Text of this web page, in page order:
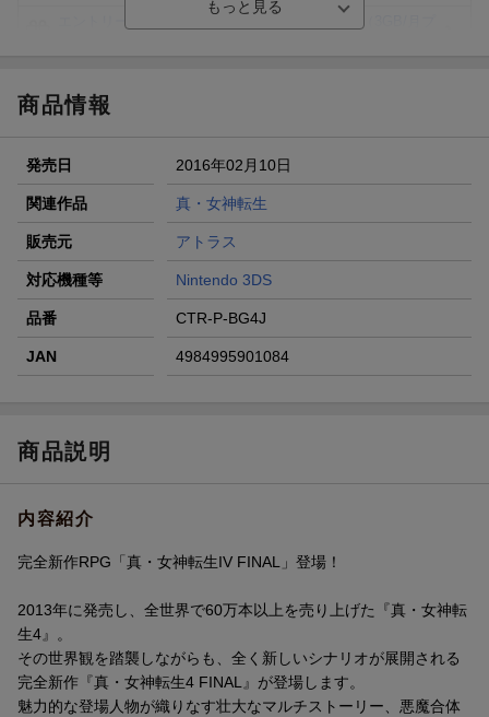
進呈
エントリー＆条件達成で『鬼滅の刃』オリジナルきんちゃく
袋が当たる！
【楽天24】日用品の楽天24と楽天ブックス買いまわりでク
ーポン★
商品情報
発売日 2016年02月10日
関連作品 真・女神転生
販売元 アトラス
対応機種等 Nintendo 3DS
品番 CTR-P-BG4J
JAN 4984995901084
商品説明
内容紹介
完全新作RPG「真・女神転生IV FINAL」登場！
2013年に発売し、全世界で60万本以上を売り上げた『真・女神転
生4』。
その世界観を踏襲しながらも、全く新しいシナリオが展開される
完全新作『真・女神転生4 FINAL』が登場します。
魅力的な登場人物が織りなす壮大なマルチストーリー、悪魔合体